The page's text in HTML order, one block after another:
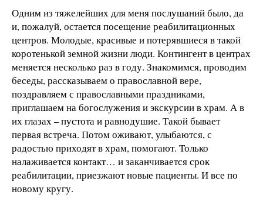
Одним из тяжелейших для меня послушаний было, да
и, пожалуй, остается посещение реабилитационных
центров. Молодые, красивые и потерявшиеся в такой
коротенькой земной жизни люди. Контингент в центрах
меняется несколько раз в году. Знакомимся, проводим
беседы, рассказываем о православной вере,
поздравляем с православными праздниками,
приглашаем на богослужения и экскурсии в храм. А в
их глазах – пустота и равнодушие. Такой бывает
первая встреча. Потом оживают, улыбаются, с
радостью приходят в храм, помогают. Только
налаживается контакт… и заканчивается срок
реабилитации, приезжают новые пациенты. И все по
новому кругу.